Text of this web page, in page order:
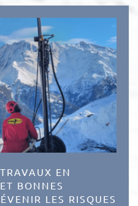
EN
BONNES
LES RISQUES